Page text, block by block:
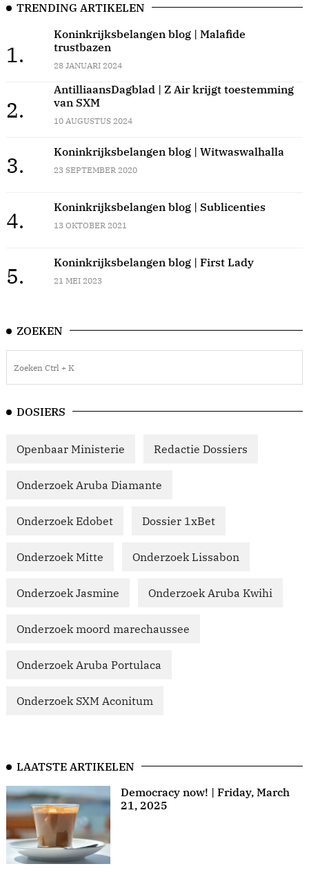
TRENDING ARTIKELEN
1.
Koninkrijksbelangen blog | Malafide
trustbazen
28 JANUARI 2024
2.
AntilliaansDagblad | Z Air krijgt toestemming
van SXM
10 AUGUSTUS 2024
3.
Koninkrijksbelangen blog | Witwaswalhalla
23 SEPTEMBER 2020
4.
Koninkrijksbelangen blog | Sublicenties
13 OKTOBER 2021
5.
Koninkrijksbelangen blog | First Lady
21 MEI 2023
ZOEKEN
DOSIERS
Openbaar Ministerie Redactie Dossiers
Onderzoek Aruba Diamante
Onderzoek Edobet Dossier 1xBet
Onderzoek Mitte Onderzoek Lissabon
Onderzoek Jasmine Onderzoek Aruba Kwihi
Onderzoek moord marechaussee
Onderzoek Aruba Portulaca
Onderzoek SXM Aconitum
LAATSTE ARTIKELEN
Democracy now! | Friday, March
21, 2025